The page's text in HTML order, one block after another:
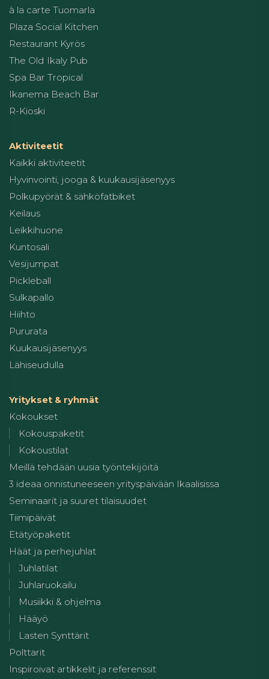
à la carte Tuomarla
Plaza Social Kitchen
Restaurant Kyrös
The Old Ikaly Pub
Spa Bar Tropical
Ikanema Beach Bar
R-Kioski
Aktiviteetit
Kaikki aktiviteetit
Hyvinvointi, jooga & kuukausijäsenyys
Polkupyörät & sähköfatbiket
Keilaus
Leikkihuone
Kuntosali
Vesijumpat
Pickleball
Sulkapallo
Hiihto
Pururata
Kuukausijäsenyys
Lähiseudulla
Yritykset & ryhmät
Kokoukset
Kokouspaketit
Kokoustilat
Meillä tehdään uusia työntekijöitä
3 ideaa onnistuneeseen yrityspäivään Ikaalisissa
Seminaarit ja suuret tilaisuudet
Tiimipäivät
Etätyöpaketit
Häät ja perhejuhlat
Juhlatilat
Juhlaruokailu
Musiikki & ohjelma
Hääyö
Lasten Synttärit
Polttarit
Inspiroivat artikkelit ja referenssit